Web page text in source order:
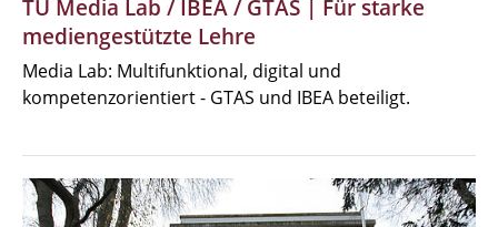
TU Media Lab / IBEA / GTAS | Für starke
mediengestützte Lehre
Media Lab: Multifunktional, digital und
kompetenzorientiert - GTAS und IBEA beteiligt.